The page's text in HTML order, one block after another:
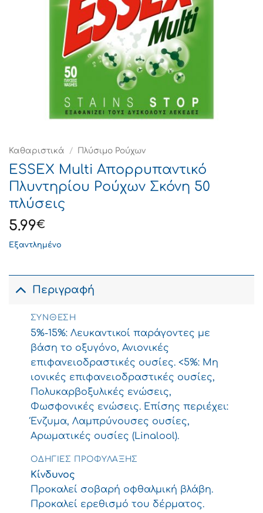
Καθαριστικά / Πλύσιμο Ρούχων
ESSEX Multi Απορρυπαντικό
Πλυντηρίου Ρούχων Σκόνη 50
πλύσεις
5.99€
Εξαντλημένο
Περιγραφή
ΣΎΝΘΕΣΗ
5%-15%: Λευκαντικοί παράγοντες με
βάση το οξυγόνο, Ανιονικές
επιφανειοδραστικές ουσίες. <5%: Μη
ιονικές επιφανειοδραστικές ουσίες,
Πολυκαρβοξυλικές ενώσεις,
Φωσφονικές ενώσεις. Επίσης περιέχει:
Ένζυμα, Λαμπρύνουσες ουσίες,
Αρωματικές ουσίες (Linalool).
ΟΔΗΓΊΕΣ ΠΡΟΦΎΛΑΞΗΣ
Κίνδυνος
Προκαλεί σοβαρή οφθαλμική βλάβη.
Προκαλεί ερεθισμό του δέρματος.